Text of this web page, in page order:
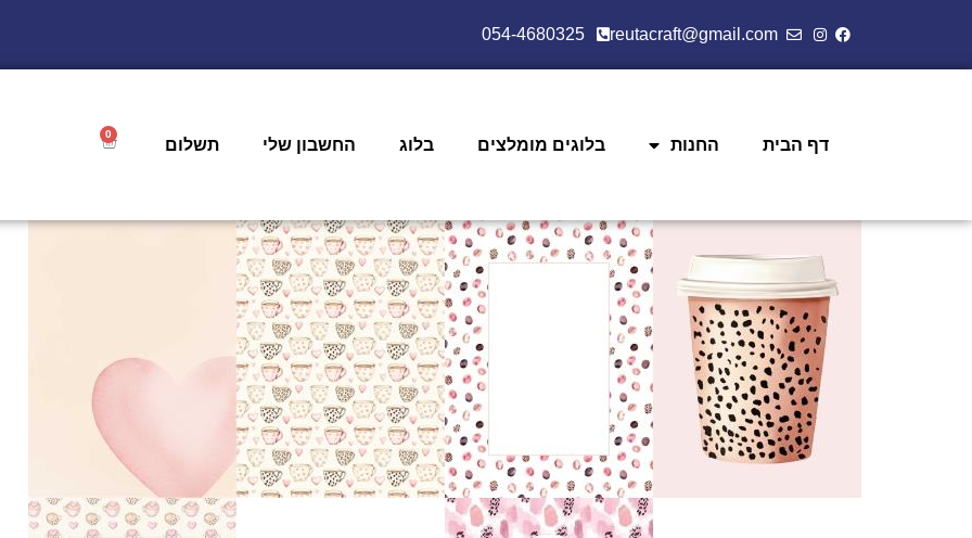
reutacraft@gmail.com
054-4680325
דף הבית החנות בלוגים מומלצים בלוג החשבון שלי תשלום
0